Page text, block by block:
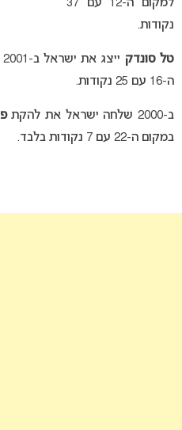
למקום ה-12 עם 37
נקודות.
טל סונדק
ה-16 עם 25 נקודות.
ב-2000 שלחה ישראל את להקת
במקום ה-22 עם 7 נקודות בלבד.